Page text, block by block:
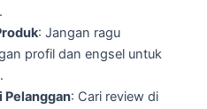
: Jangan ragu
profil dan engsel untuk
Pelanggan: Cari review di